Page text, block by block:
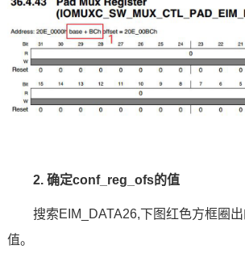
2. 确定conf_reg_ofs的值
搜索EIM_DATA26,下图红色方框圈
值。